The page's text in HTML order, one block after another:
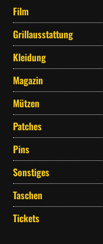
Film
Grillausstattung
Kleidung
Magazin
Mützen
Patches
Pins
Sonstiges
Taschen
Tickets